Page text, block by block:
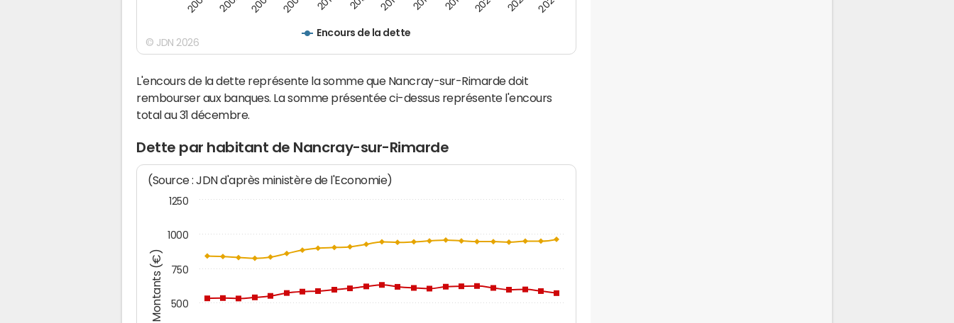
Encours de la dette
© JDN 2026
L'encours de la dette représente la somme que Nancray-sur-Rimarde doit
rembourser aux banques. La somme présentée ci-dessus représente l'encours
total au 31 décembre.
Dette par habitant de Nancray-sur-Rimarde
Montants (€)
(Source : JDN d'après ministère de l'Economie)
500
750
1000
1250